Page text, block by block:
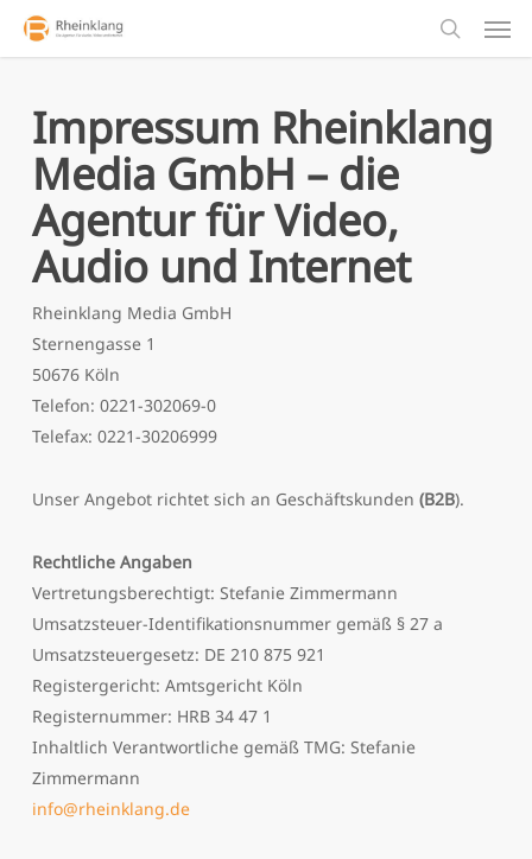
Skip
content
search
Impressum Rheinklang
Media GmbH – die
Agentur für Video,
Audio und Internet
Rheinklang Media GmbH
Sternengasse 1
50676 Köln
Telefon: 0221-302069-0
Telefax: 0221-30206999
Unser Angebot richtet sich an Geschäftskunden (B2B).
Rechtliche Angaben
Vertretungsberechtigt: Stefanie Zimmermann
Umsatzsteuer-Identifikationsnummer gemäß § 27 a
Umsatzsteuergesetz: DE 210 875 921
Registergericht: Amtsgericht Köln
Registernummer: HRB 34 47 1
Inhaltlich Verantwortliche gemäß TMG: Stefanie
Zimmermann
info@rheinklang.de